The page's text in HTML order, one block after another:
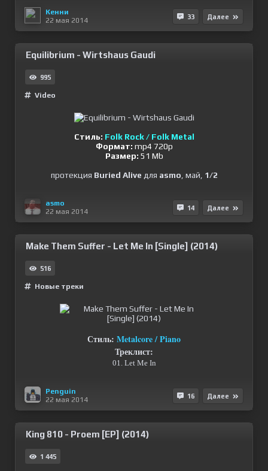
Кенни
22 мая 2014
33 Далее
Equilibrium - Wirtshaus Gaudi
995
Video
Стиль: Folk Rock / Folk Metal
Формат: mp4 720p
Размер: 51 Mb
протекция Buried Alive для asmo , май, 1/2
asmo
22 мая 2014
14 Далее
Make Them Suffer - Let Me In [Single] (2014)
516
Новые треки
Стиль: Metalcore / Piano
Треклист:
01. Let Me In
Penguin
22 мая 2014
16 Далее
King 810 - Proem [EP] (2014)
1 445